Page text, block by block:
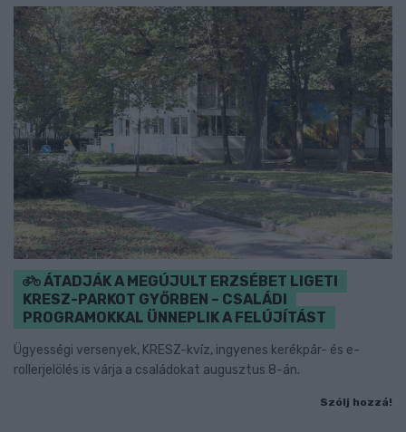
ÁTADJÁK A MEGÚJULT ERZSÉBET LIGETI
KRESZ-PARKOT GYŐRBEN – CSALÁDI
PROGRAMOKKAL ÜNNEPLIK A FELÚJÍTÁST
Ügyességi versenyek, KRESZ-kvíz, ingyenes kerékpár- és e-
rollerjelölés is várja a családokat augusztus 8-án.
Szólj hozzá!